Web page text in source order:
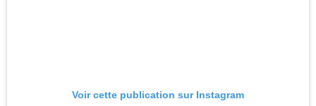
Voir cette publication sur Instagram